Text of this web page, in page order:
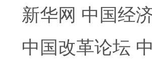
新华网 中国经
中国改革论坛